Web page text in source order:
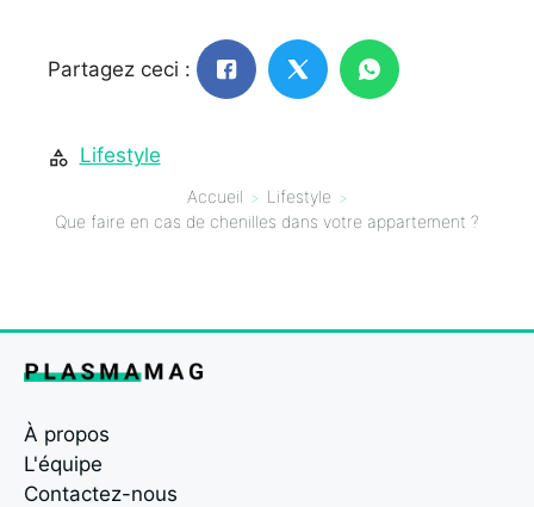
Partagez ceci :
Lifestyle
Accueil
Lifestyle
Que faire en cas de chenilles dans votre appartement ?
À propos
L'équipe
Contactez-nous